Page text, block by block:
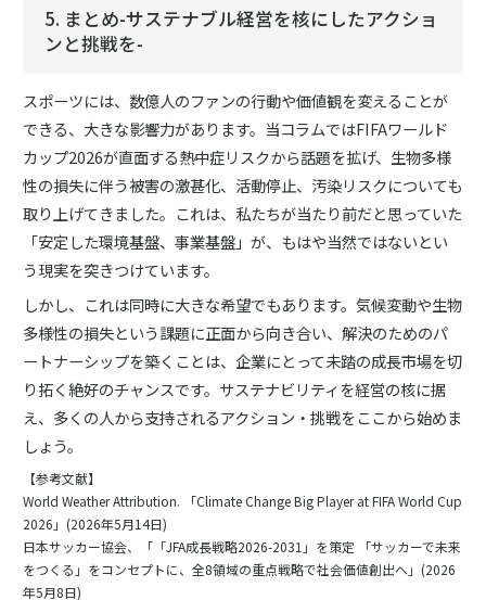
5. まとめ-サステナブル経営を核にしたアクショ
ンと挑戦を-
スポーツには、数億人のファンの行動や価値観を変えることが
できる、大きな影響力があります。当コラムではFIFAワールド
カップ2026が直面する熱中症リスクから話題を拡げ、生物多様
性の損失に伴う被害の激甚化、活動停止、汚染リスクについても
取り上げてきました。これは、私たちが当たり前だと思っていた
「安定した環境基盤、事業基盤」が、もはや当然ではないとい
う現実を突きつけています。
しかし、これは同時に大きな希望でもあります。気候変動や生物
多様性の損失という課題に正面から向き合い、解決のためのパ
ートナーシップを築くことは、企業にとって未踏の成長市場を切
り拓く絶好のチャンスです。サステナビリティを経営の核に据
え、多くの人から支持されるアクション・挑戦をここから始めま
しょう。
【参考文献】
World Weather Attribution. 「Climate Change Big Player at FIFA World Cup
2026」(2026年5月14日)
日本サッカー協会、「「JFA成長戦略2026-2031」を策定 「サッカーで未来
をつくる」をコンセプトに、全8領域の重点戦略で社会価値創出へ」(2026
年5月8日)